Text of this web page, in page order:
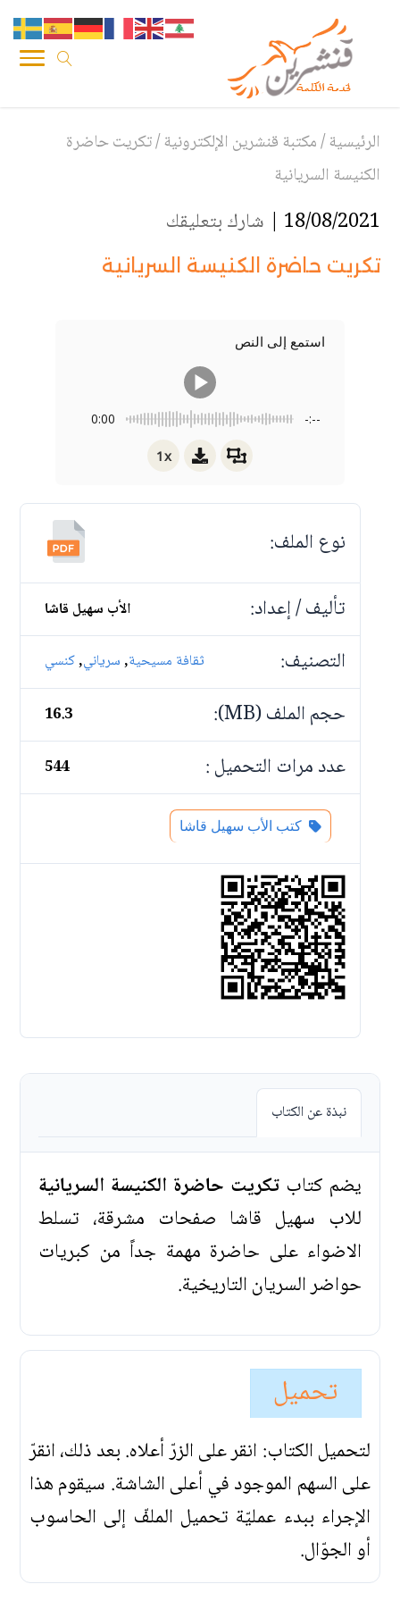
الرئيسية/مكتبة قنشرين الإلكترونية/تكريت حاضرة
الكنيسة السريانية
18/08/2021 | شارك بتعليقك
تكريت حاضرة الكنيسة السريانية
استمع إلى النص
0:00 -:--
1x
نوع الملف:
تأليف / إعداد:
الأب سهيل قاشا
التصنيف: ثقافة مسيحية,سرياني,كنسي
حجم الملف (MB): 16.3
عدد مرات التحميل : 544
كتب الأب سهيل قاشا
نبذة عن الكتاب
يضم كتاب تكريت حاضرة الكنيسة السريانية
للاب سهيل قاشا صفحات مشرقة، تسلط
الاضواء على حاضرة مهمة جداً من كبريات
حواضر السريان التاريخية.
تحميل
لتحميل الكتاب: انقر على الزرّ أعلاه. بعد ذلك، انقرّ
على السهم الموجود في أعلى الشاشة. سيقوم هذا
الإجراء ببدء عمليّة تحميل الملفّ إلى الحاسوب
أو الجوّال.